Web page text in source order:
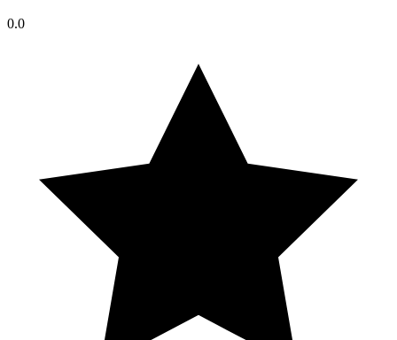
0.0